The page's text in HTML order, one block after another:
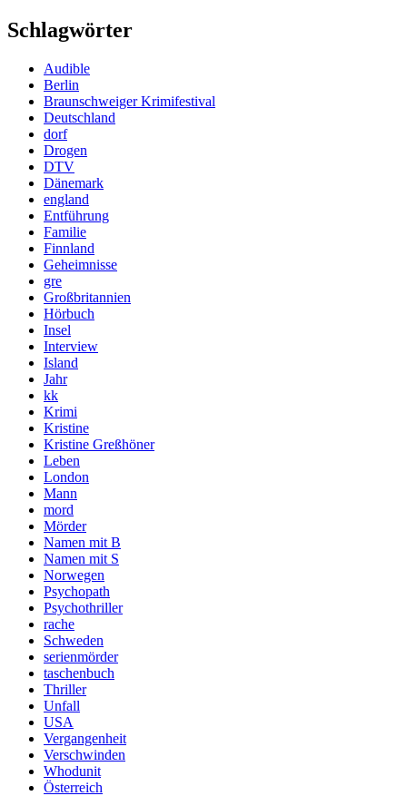
Schlagwörter
Audible
Berlin
Braunschweiger Krimifestival
Deutschland
dorf
Drogen
DTV
Dänemark
england
Entführung
Familie
Finnland
Geheimnisse
gre
Großbritannien
Hörbuch
Insel
Interview
Island
Jahr
kk
Krimi
Kristine
Kristine Greßhöner
Leben
London
Mann
mord
Mörder
Namen mit B
Namen mit S
Norwegen
Psychopath
Psychothriller
rache
Schweden
serienmörder
taschenbuch
Thriller
Unfall
USA
Vergangenheit
Verschwinden
Whodunit
Österreich